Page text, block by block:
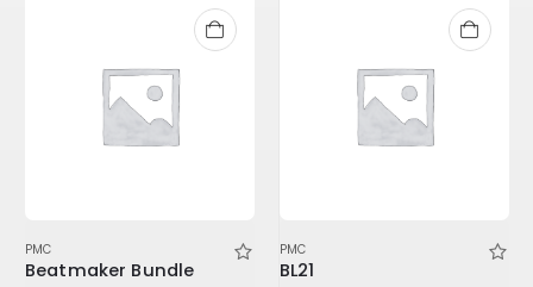
PMC
Beatmaker Bundle
PMC
BL21